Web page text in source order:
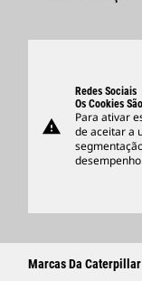
Suporte
Merchandise
Encontrar Um
warning
Redes Sociais
Os Cookies
Para ativar
de aceitar a
Marcas Da Caterpillar